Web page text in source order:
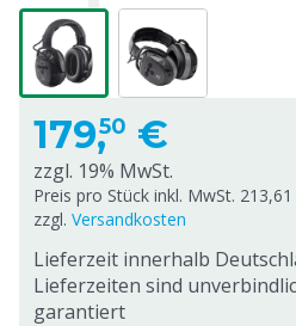
179,50 €
zzgl. 19% MwSt.
Preis pro Stück inkl. MwSt.
zzgl. Versandkosten
Lieferzeit innerhalb
Lieferzeiten sind
garantiert